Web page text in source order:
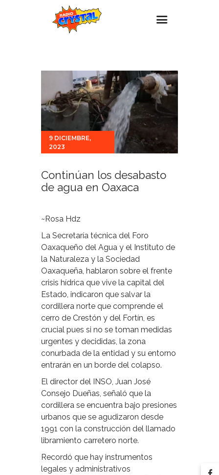
Estaciones
Eventos
Promociones
Noticias
Para ti
9 DICIEMBRE,
2023
Continúan los desabasto
de agua en Oaxaca
~Rosa Hdz
La Secretaría técnica del Foro
Oaxaqueño del Agua y el Instituto de
la Naturaleza y la Sociedad
Oaxaqueña, hablaron sobre el frente
crisis hídrica que vive la capital del
Estado, indicaron que salvar la
cordillera norte que comprende el
cerro de Crestón y del Fortín, es
crucial pues si no se toman medidas
urgentes y decididas, la zona
conurbada de la entidad y su entorno
entrarán en un borde del colapso.
El director del INSO, Juan José
Consejo Dueñas, señaló que la
cordillera se encuentra bajo presiones
urbanos que se agudizaron desde
1991 con la construcción del llamado
libramiento carretero norte.
Recordó que hay instrumentos
legales y administrativos